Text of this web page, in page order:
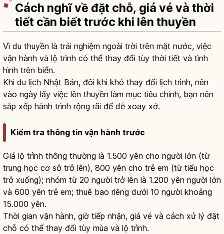
Cách nghĩ về đặt chỗ, giá vé và thời
tiết cần biết trước khi lên thuyền
Vì du thuyền là trải nghiệm ngoài trời trên mặt nước, việc
vận hành và lộ trình có thể thay đổi tùy thời tiết và tình
hình trên biển.
Khi du lịch Nhật Bản, đôi khi khó thay đổi lịch trình, nên
vào ngày lấy việc lên thuyền làm mục tiêu chính, bạn nên
sắp xếp hành trình rộng rãi để dễ xoay xở.
Kiểm tra thông tin vận hành trước
Giá lộ trình thông thường là 1.500 yên cho người lớn (từ
trung học cơ sở trở lên), 800 yên cho trẻ em (từ tiểu học
trở xuống); nhóm từ 20 người trở lên là 1.200 yên người lớn
và 600 yên trẻ em; thuê bao riêng dưới 10 người khoảng
15.000 yên.
Thời gian vận hành, giờ tiếp nhận, giá vé và cách xử lý đặt
chỗ có thể thay đổi tùy mùa và lộ trình.